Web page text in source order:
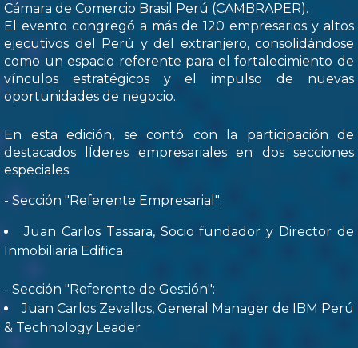
Cámara de Comercio Brasil Perú (CAMBRAPER).
El evento congregó a más de 120 empresarios y altos
ejecutivos del Perú y del extranjero, consolidándose
como un espacio referente para el fortalecimiento de
vínculos estratégicos y el impulso de nuevas
oportunidades de negocio.
En esta edición, se contó con la participación de
destacados lÍderes empresariales en dos secciones
especiales:
- Sección "Referente Empresarial":
Juan Carlos Tassara, Socio fundador y Director de
Inmobiliaria Edifica
- Sección "Referente de Gestión":
Juan Carlos Zevallos, General Manager de IBM Perú
& Technology Leader